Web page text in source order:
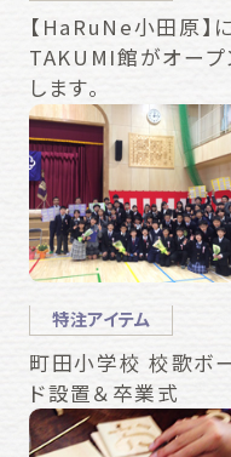
【HaRuNe小田原】に
TAKUMI館がオープ
します。
特注アイテム
町田小学校 校歌ボ
ド設置＆卒業式